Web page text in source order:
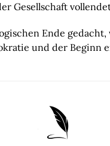
Gesellschaft
Ende gedacht,
und der Beginn